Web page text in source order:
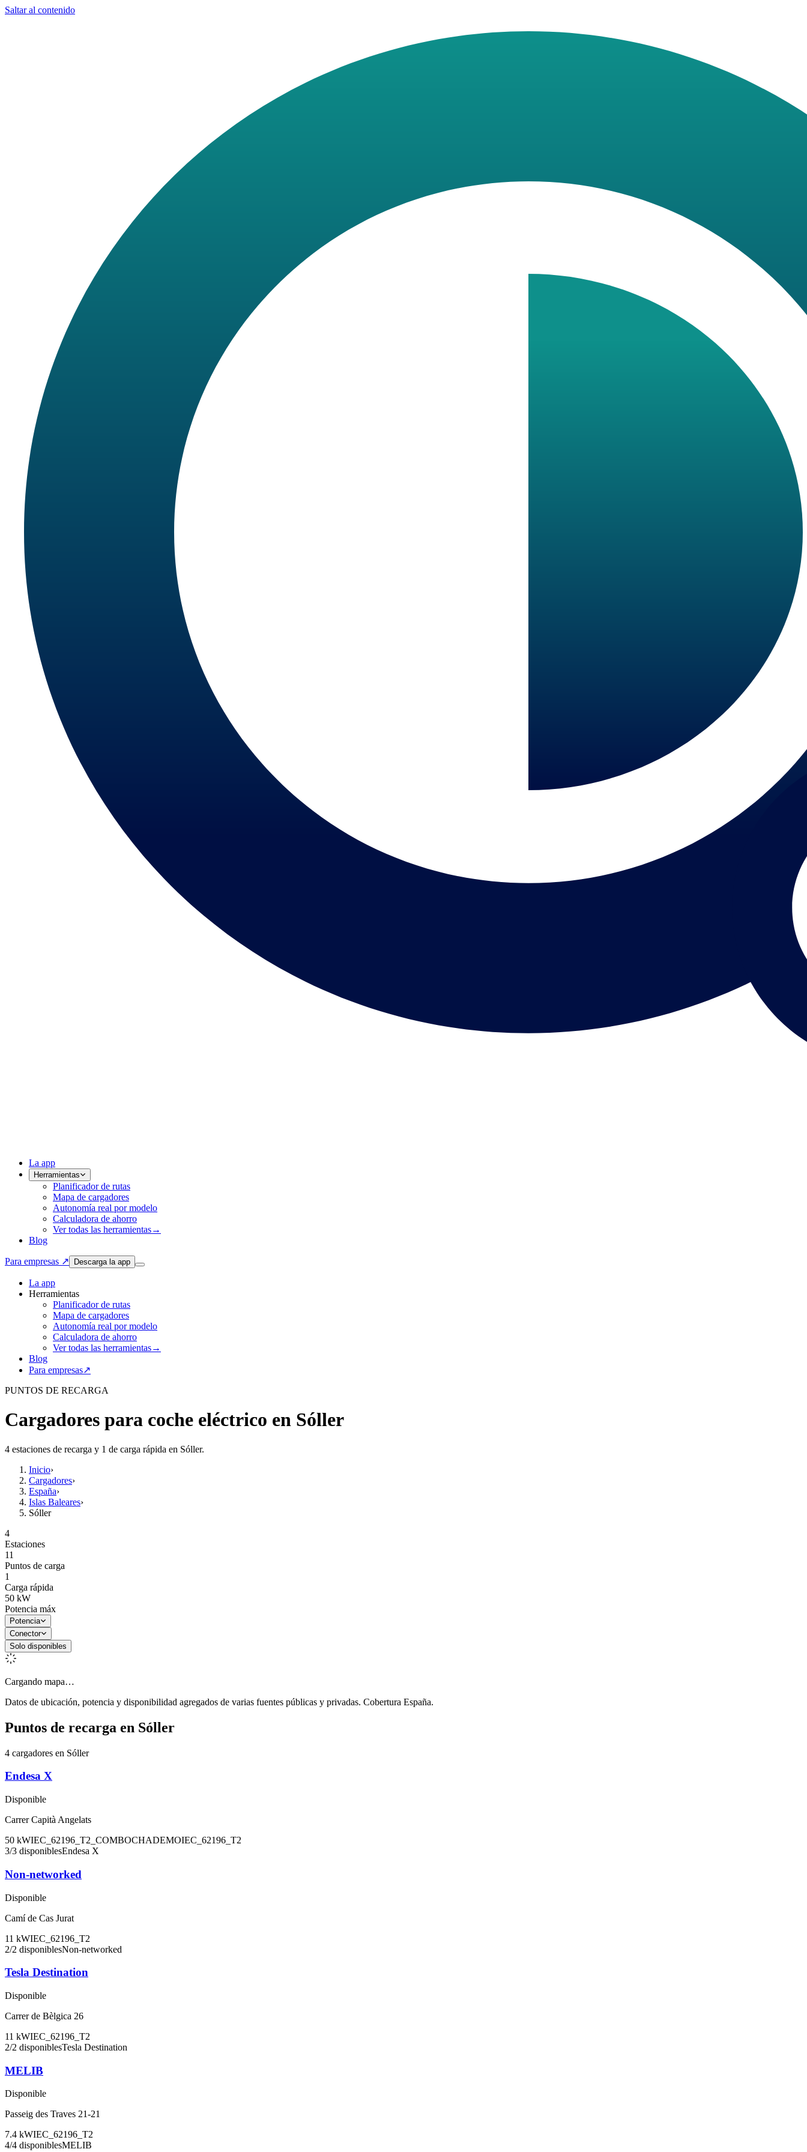
Saltar al contenido
La app
Herramientas
Planificador de rutas
Mapa de cargadores
Autonomía real por modelo
Calculadora de ahorro
Ver todas las herramientas→
Blog
Para empresas ↗ Descarga la app
La app
Herramientas
Planificador de rutas
Mapa de cargadores
Autonomía real por modelo
Calculadora de ahorro
Ver todas las herramientas→
Blog
Para empresas↗
PUNTOS DE RECARGA
Cargadores para coche eléctrico en Sóller
4 estaciones de recarga y 1 de carga rápida en Sóller.
Inicio›
Cargadores›
España›
Islas Baleares›
Sóller
4
Estaciones
11
Puntos de carga
1
Carga rápida
50 kW
Potencia máx
Potencia
Conector
Solo disponibles
Cargando mapa…
Datos de ubicación, potencia y disponibilidad agregados de varias fuentes públicas y privadas. Cobertura España.
Puntos de recarga en Sóller
4 cargadores en Sóller
Endesa X
Disponible
Carrer Capità Angelats
50 kWIEC_62196_T2_COMBOCHADEMOIEC_62196_T2
3/3 disponiblesEndesa X
Non-networked
Disponible
Camí de Cas Jurat
11 kWIEC_62196_T2
2/2 disponiblesNon-networked
Tesla Destination
Disponible
Carrer de Bèlgica 26
11 kWIEC_62196_T2
2/2 disponiblesTesla Destination
MELIB
Disponible
Passeig des Traves 21-21
7.4 kWIEC_62196_T2
4/4 disponiblesMELIB